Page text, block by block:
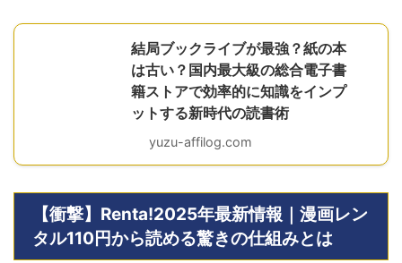
結局ブックライブが最強？紙の本
は古い？国内最大級の総合電子書
籍ストアで効率的に知識をインプ
ットする新時代の読書術
yuzu-affilog.com
【衝撃】Renta!2025年最新情報｜漫画レン
タル110円から読める驚きの仕組みとは